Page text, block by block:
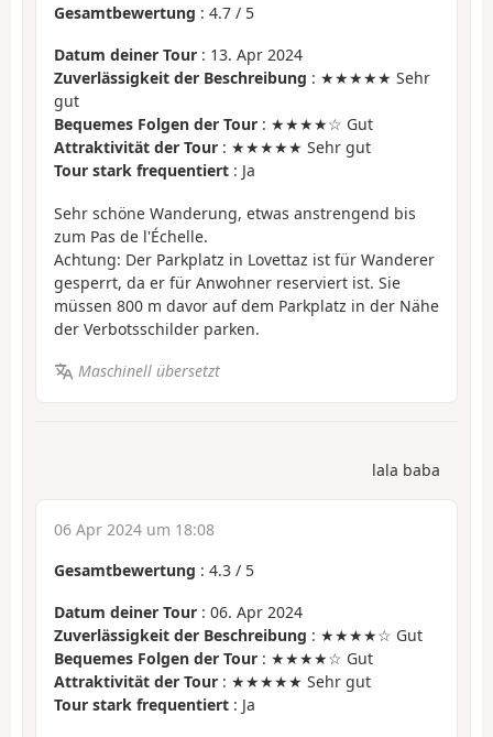
Gesamtbewertung : 4.7 / 5
Datum deiner Tour : 13. Apr 2024
Zuverlässigkeit der Beschreibung : ★★★★★ Sehr
gut
Bequemes Folgen der Tour : ★★★★☆ Gut
Attraktivität der Tour : ★★★★★ Sehr gut
Tour stark frequentiert : Ja
Sehr schöne Wanderung, etwas anstrengend bis
zum Pas de l'Échelle.
Achtung: Der Parkplatz in Lovettaz ist für Wanderer
gesperrt, da er für Anwohner reserviert ist. Sie
müssen 800 m davor auf dem Parkplatz in der Nähe
der Verbotsschilder parken.
Maschinell übersetzt
lala baba
06 Apr 2024 um 18:08
Gesamtbewertung : 4.3 / 5
Datum deiner Tour : 06. Apr 2024
Zuverlässigkeit der Beschreibung : ★★★★☆ Gut
Bequemes Folgen der Tour : ★★★★☆ Gut
Attraktivität der Tour : ★★★★★ Sehr gut
Tour stark frequentiert : Ja